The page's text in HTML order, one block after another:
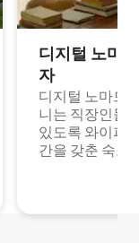
디지털 노마
자
디지털 노마드
니는 직장인들
있도록 와이파
간을 갖춘 숙소